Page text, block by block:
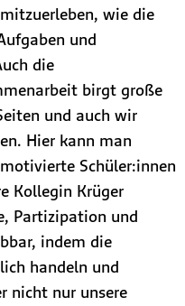
wie die
und
die
birgt große
und auch wir
Hier kann man
Schüler:innen
Kollegin Krüger
Partizipation und
indem die
handeln und
nicht nur unsere